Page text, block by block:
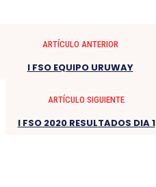
ARTÍCULO ANTERIOR
I FSO EQUIPO URUWAY
ARTÍCULO SIGUIENTE
I FSO 2020 RESULTADOS DIA 1